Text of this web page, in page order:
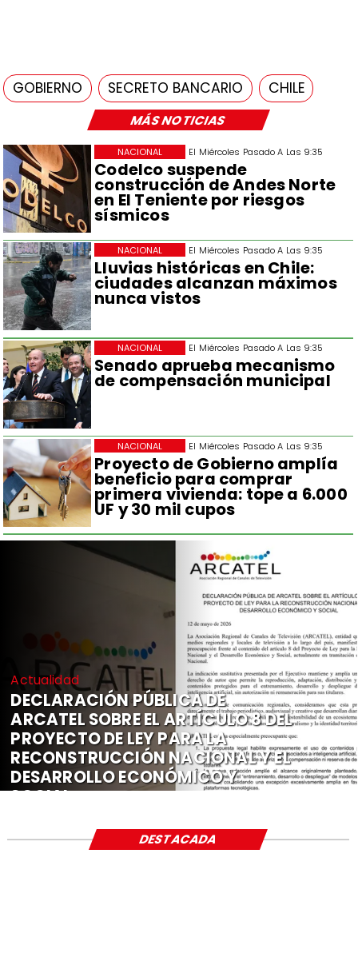
MÁS NOTICIAS
El Miércoles Pasado A Las 9:35
Codelco suspende
construcción de Andes Norte
en El Teniente por riesgos
sísmicos
NACIONAL
El Miércoles Pasado A Las 9:35
Lluvias históricas en Chile:
ciudades alcanzan máximos
nunca vistos
NACIONAL
El Miércoles Pasado A Las 9:35
Senado aprueba mecanismo
de compensación municipal
NACIONAL
El Miércoles Pasado A Las 9:35
Proyecto de Gobierno amplía
beneficio para comprar
primera vivienda: tope a 6.000
UF y 30 mil cupos
NACIONAL
GOBIERNO SECRETO BANCARIO CHILE
Actualidad
DECLARACIÓN PÚBLICA DE
ARCATEL SOBRE EL ARTÍCULO 8 DEL
PROYECTO DE LEY PARA LA
RECONSTRUCCIÓN NACIONAL Y EL
DESARROLLO ECONÓMICO Y
SOCIAL
DESTACADA